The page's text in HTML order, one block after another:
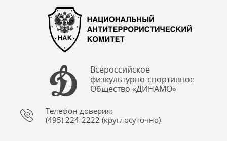
Всероссийское
физкультурно-спортивное
Общество «ДИНАМО»
Телефон доверия:
(495) 224-2222 (круглосуточно)